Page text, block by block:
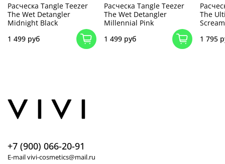
Расческа Tangle Teezer
The Wet Detangler
Midnight Black
1 499 руб
Расческа Tangle Teezer
The Wet Detangler
Millennial Pink
1 499 руб
The
Scream
1 795
+7 (900) 066-20-91
E-mail vivi-cosmetics@mail.ru